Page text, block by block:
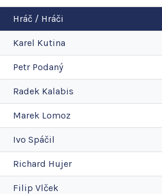
Hráč / Hráči
Karel Kutina
Petr Podaný
Radek Kalabis
Marek Lomoz
Ivo Spáčil
Richard Hujer
Filip Vlček